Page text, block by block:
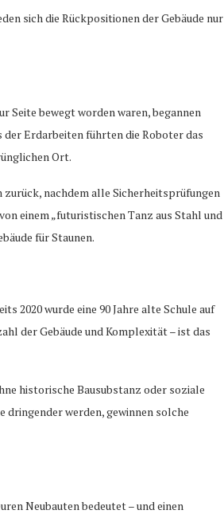
sich die Rückpositionen der Gebäude nur
Seite bewegt worden waren, begannen
Erdarbeiten führten die Roboter das
Ort.
nachdem alle Sicherheitsprüfungen
einem „futuristischen Tanz aus Stahl und
für Staunen.
2020 wurde eine 90 Jahre alte Schule auf
der Gebäude und Komplexität – ist das
historische Bausubstanz oder soziale
werden, gewinnen solche
Neubauten bedeutet – und einen